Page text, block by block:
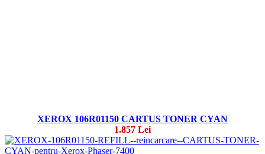
XEROX 106R01150 CARTUS TONER CYAN
1.857 Lei